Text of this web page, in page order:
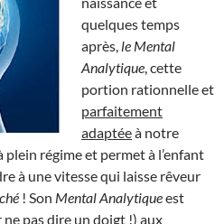
quelques temps
après, le Mental
Analytique , cette
portion rationnelle et
parfaitement
adaptéeà notre
régime et permet à l’enfant
à une vitesse qui laisse rêveur
! Son Mental Analytiqueest
pas dire un doigt !) aux